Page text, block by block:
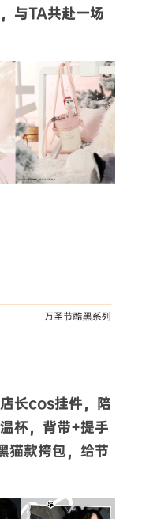
与TA共赴一场
长cos挂件，陪
杯，背带+提手
猫款挎包，给节